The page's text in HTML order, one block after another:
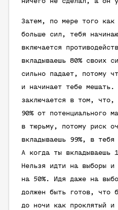
Затем, по мере того как
больше сил, тебя
включается
вкладываешь 80% своих
сильно падает, потому
и начинает тебе мешать.
заключается в том, что,
90% от потенциального
в тюрьму, потому риск
вкладываешь 99%, в
А когда ты вкладываешь
Нельзя идти на выборы
на 50%. Идя даже на
должен быть готов, что
до ночи как проклятый и